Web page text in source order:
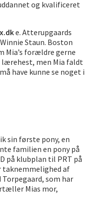
og kvalificeret
e. Atterupgaards
Staun. Boston
Mia’s forældre gerne
lærehest, men Mia faldt
have kunne se noget i
sin første pony, en
familien en pony på
på klubplan til PRT på
taknemmelighed af
Torpegaard, som har
Mias mor,